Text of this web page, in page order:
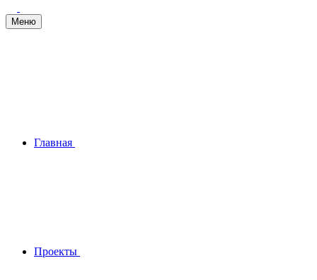
Меню
Главная
Проекты